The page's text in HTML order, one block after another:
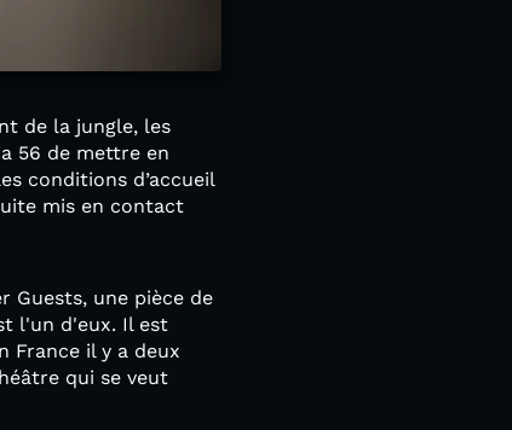
de la jungle, les
56 de mettre en
conditions d’accueil
mis en contact
Guests, une pièce de
l'un d'eux. Il est
France il y a deux
qui se veut